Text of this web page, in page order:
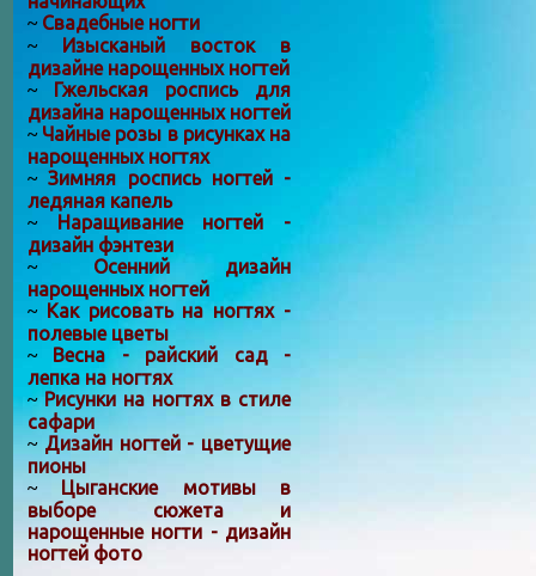
~ Свадебные ногти
~ Изысканый восток в
дизайне нарощенных ногтей
~ Гжельская роспись для
дизайна нарощенных ногтей
~ Чайные розы в рисунках на
нарощенных ногтях
~Зимняя роспись ногтей -
ледяная капель
~ Наращивание ногтей -
дизайн фэнтези
~ Осенний дизайн
нарощенных ногтей
~ Как рисовать на ногтях -
полевые цветы
~ Весна - райский сад -
лепка на ногтях
~Рисунки на ногтях в стиле
сафари
~ Дизайн ногтей - цветущие
пионы
~ Цыганские мотивы в
выборе сюжета и
нарощенные ногти - дизайн
ногтей фото